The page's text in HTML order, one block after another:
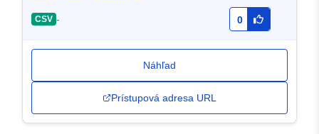
CSV - 0
Náhľad
Prístupová adresa URL